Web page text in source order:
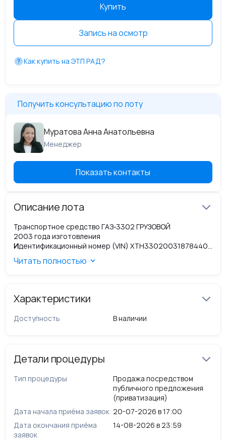
Купить
Запись на осмотр
Как купить на ЭТП РАД?
Получить консультацию по лоту
Муратова Анна Анатольевна
Менеджер
Показать контакты
Описание лота
Транспортное средство ГАЗ-3302 ГРУЗОВОЙ
2003 года изготовления
И
дентификационный номер (VIN) XTH33020031878440.
Нижневартовск, Маршала Жукова ул, дом 19, корп. 8.
Читать полностью
Характеристики
Доступность В наличии
Детали процедуры
Тип процедуры
Продажа посредством
публичного предложения
(приватизация)
Дата начала приёма заявок 20-07-2026 в 17:00
Дата окончания приёма
заявок
14-08-2026 в 23:59